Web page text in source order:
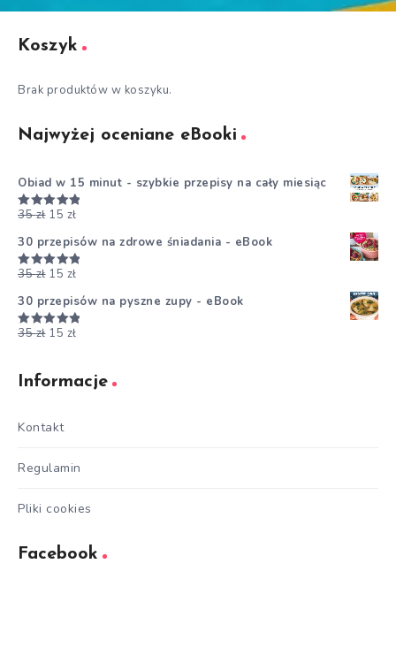
Koszyk
Brak produktów w koszyku.
Najwyżej oceniane eBooki
Obiad w 15 minut - szybkie przepisy na cały miesiąc
Oceniono
35zł 15 zł
30 przepisów na zdrowe śniadania - eBook
Oceniono
35zł 15 zł
30 przepisów na pyszne zupy - eBook
Oceniono
35zł 15 zł
Informacje
Kontakt
Regulamin
Pliki cookies
Facebook